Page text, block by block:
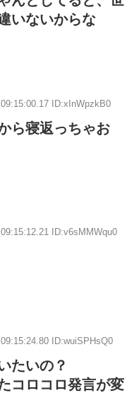
いないからな
ID:xInWpzkB0
ら寝返っちゃお
ID:v6sMMWqu0
ID:wuiSPHsQ0
たいの？
コロコロ発言が変